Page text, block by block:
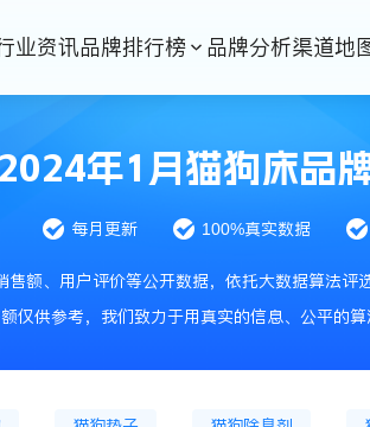
业资讯品牌排行榜 品牌分析渠道地
2024年1月猫狗床品
每月更新 100%真实数据
额、用户评价等公开数据，依托大数据算法评
仅供参考，我们致力于用真实的信息、公平的算
零食
宠物药品 猫咪驱虫药
等 猫化毛膏 狗微量元素